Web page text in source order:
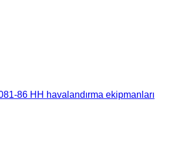
86 HH havalandırma ekipmanları